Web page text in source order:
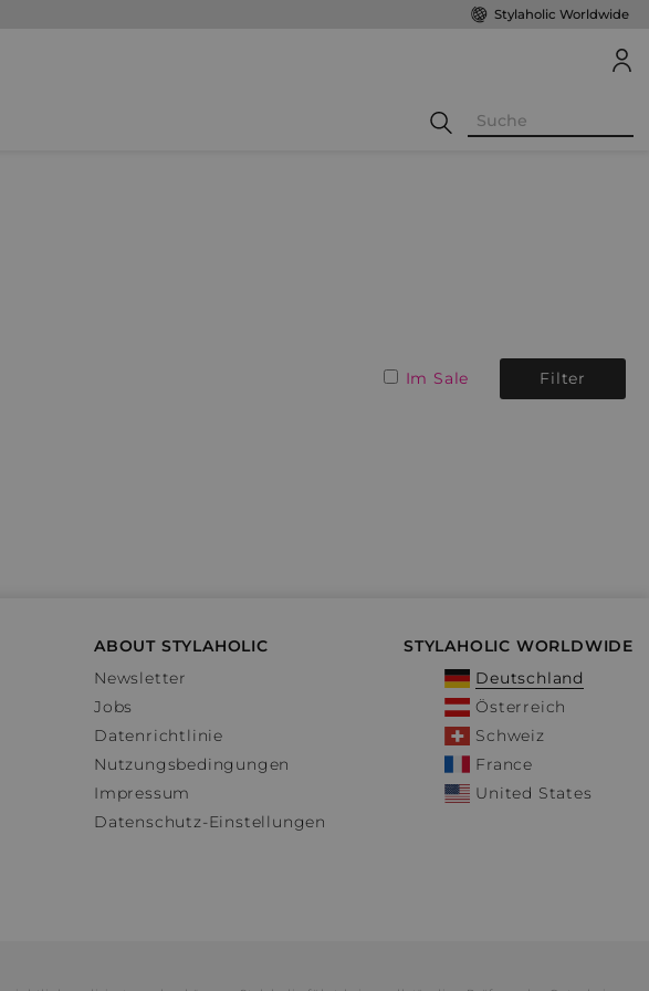
Stylaholic Worldwide
Im Sale Filter
ABOUT STYLAHOLIC
Newsletter
Jobs
Datenrichtlinie
Nutzungsbedingungen
Impressum
Datenschutz-Einstellungen
STYLAHOLIC WORLDWIDE
Deutschland
Österreich
Schweiz
France
United States